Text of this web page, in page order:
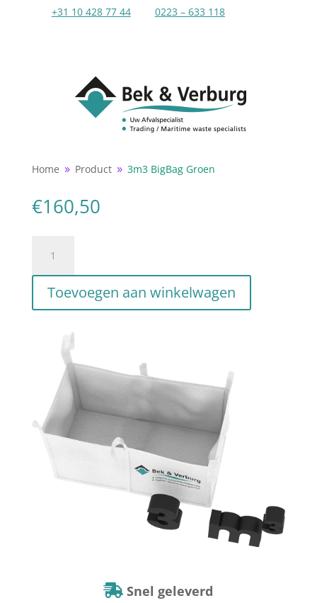
+31 10 428 77 44 0223 – 633 118
Home 9 Product 9 3m3 BigBag Groen
€160,50
BigBag
Groen
aantal
Toevoegen aan winkelwagen
Snel geleverd